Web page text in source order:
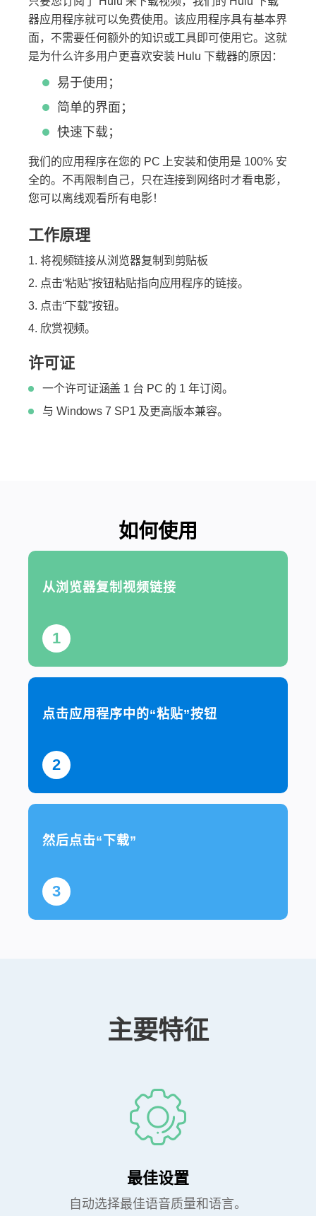
器应用程序就可以免费使用。该应用程序具有基本界
面，不需要任何额外的知识或工具即可使用它。这就
是为什么许多用户更喜欢安装 Hulu 下载器的原因：
易于使用；
简单的界面；
快速下载；
我们的应用程序在您的 PC 上安装和使用是 100% 安
全的。不再限制自己，只在连接到网络时才看电影，
您可以离线观看所有电影！
工作原理
将视频链接从浏览器复制到剪贴板
点击“粘贴”按钮粘贴指向应用程序的链接。
点击“下载”按钮。
欣赏视频。
许可证
一个许可证涵盖 1 台 PC 的 1 年订阅。
与 Windows 7 SP1 及更高版本兼容。
如何使用
1
从浏览器复制视频链接
2
点击应用程序中的“粘贴”按钮
3
然后点击“下载”
主要特征
最佳设置
自动选择最佳语音质量和语言。